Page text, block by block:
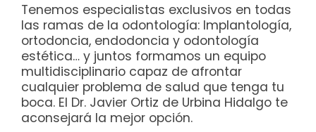
Tenemos especialistas exclusivos en todas
las ramas de la odontología: Implantología,
ortodoncia, endodoncia y odontología
estética… y juntos formamos un equipo
multidisciplinario capaz de afrontar
cualquier problema de salud que tenga tu
boca. El Dr. Javier Ortiz de Urbina Hidalgo te
aconsejará la mejor opción.